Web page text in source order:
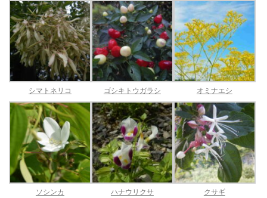
シマトネリコ ゴシキトウガラシ オミナエシ
ソシンカ ハナウリクサ クサギ